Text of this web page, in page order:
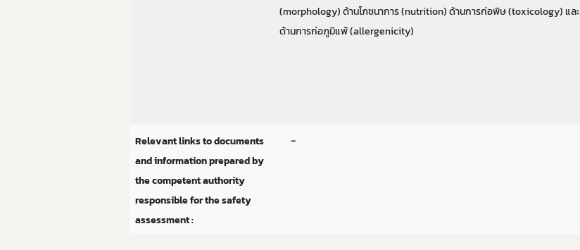
(morphology) ด้านโภชนาการ (nutrition) ด้านการก่อพิษ (toxicology) และ
ด้านการก่อภูมิแพ้ (allergenicity)
Relevant links to documents
and information prepared by
the competent authority
responsible for the safety
assessment :
-